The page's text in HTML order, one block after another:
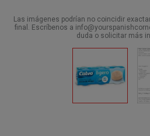
Las imágenes podrían no coincidir
final. Escríbenos a
duda o solicitar más